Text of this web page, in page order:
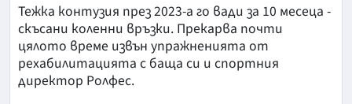
Тежка контузия през 2023-а го вади за 10 месеца -
скъсани коленни връзки. Прекарва почти
цялото време извън упражненията от
рехабилитацията с баща си и спортния
директор Ролфес.